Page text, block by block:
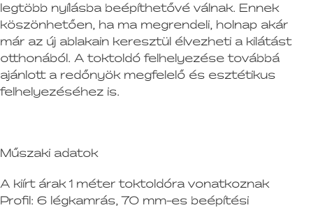
legtöbb nyílásba beépíthetővé válnak. Ennek
köszönhetően, ha ma megrendeli, holnap akár
már az új ablakain keresztül élvezheti a kilátást
otthonából. A toktoldó felhelyezése továbbá
ajánlott a redőnyök megfelelő és esztétikus
felhelyezéséhez is.
Műszaki adatok
A kiírt árak 1 méter toktoldóra vonatkoznak
Profil: 6 légkamrás, 70 mm-es beépítési